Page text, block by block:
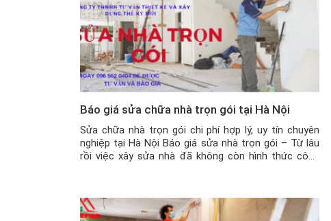
Báo giá sửa chữa nhà trọn gói tại Hà Nội
Sửa chữa nhà trọn gói chi phí hợp lý, uy tín chuyên
nghiệp tại Hà Nội Báo giá sửa nhà trọn gói – Từ lâu
rồi việc xây sửa nhà đã không còn hình thức công